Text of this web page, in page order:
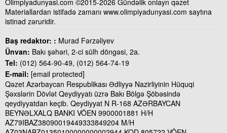
Olimpiyadunyasi.com ©2015-2026 Gündəlik onlayn qəzet
Materiallardan istifadə zamanı www.olimpiyadunyasi.com saytına
istinad zəruridir.
Baş redaktor: : Murad Fərzəliyev
Ünvan: Bakı şəhəri, 2-ci sülh döngəsi, 2a.
Tel: (012) 564-90-49, (012) 564-74-19
E-mail: [email protected]
Qəzet Azərbaycan Respublikası Ədliyyə Nazirliyinin Hüquqi
Şəxslərin Dövlət Qeydiyyatı üzrə Bakı Bölgə Şöbəsində
qeydiyyatdan keçib. Qeydiyyat N R-168 AZƏRBAYCAN
BEYNƏLXALQ BANKI VÖEN 9900001881 H/H
AZ79IBAZ38090019449333849204 M/H